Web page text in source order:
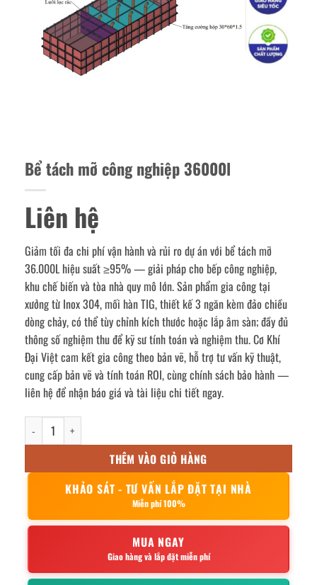
Bể tách mỡ công nghiệp 36000l
Liên hệ
Giảm tối đa chi phí vận hành và rủi ro dự án với bể tách mỡ
36.000L hiệu suất ≥95% — giải pháp cho bếp công nghiệp,
khu chế biến và tòa nhà quy mô lớn. Sản phẩm gia công tại
xưởng từ Inox 304, mối hàn TIG, thiết kế 3 ngăn kèm đảo chiều
dòng chảy, có thể tùy chỉnh kích thước hoặc lắp âm sàn; đầy đủ
thông số nghiệm thu để kỹ sư tính toán và nghiệm thu. Cơ Khí
Đại Việt cam kết gia công theo bản vẽ, hỗ trợ tư vấn kỹ thuật,
cung cấp bản vẽ và tính toán ROI, cùng chính sách bảo hành —
liên hệ để nhận báo giá và tài liệu chi tiết ngay.
Bể tách mỡ công nghiệp 36000l số lượng
THÊM VÀO GIỎ HÀNG
KHẢO SÁT - TƯ VẤN LẮP ĐẶT TẠI NHÀ
Miễn phí 100%
MUA NGAY
Giao hàng và lắp đặt miễn phí